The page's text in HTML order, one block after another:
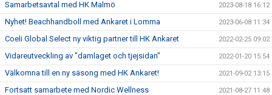
Samarbetsavtal med HK Malmö 2023-08-18 16:12
Nyhet! Beachhandboll med Ankaret i Lomma 2023-06-08 11:34
Coeli Global Select ny viktig partner till HK Ankaret 2022-02-25 09:02
Vidareutveckling av "damlaget och tjejsidan" 2022-01-20 15:54
Välkomna till en ny säsong med HK Ankaret! 2021-09-02 13:15
Fortsatt samarbete med Nordic Wellness 2021-08-27 11:48